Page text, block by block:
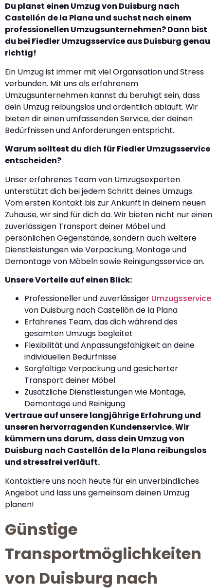
Du planst einen Umzug von Duisburg nach
Castellón de la Plana und suchst nach einem
professionellen Umzugsunternehmen? Dann bist
du bei Fiedler Umzugsservice aus Duisburg genau
richtig!
Ein Umzug ist immer mit viel Organisation und Stress
verbunden. Mit uns als erfahrenem
Umzugsunternehmen kannst du beruhigt sein, dass
dein Umzug reibungslos und ordentlich abläuft. Wir
bieten dir einen umfassenden Service, der deinen
Bedürfnissen und Anforderungen entspricht.
Warum solltest du dich für Fiedler Umzugsservice
entscheiden?
Unser erfahrenes Team von Umzugsexperten
unterstützt dich bei jedem Schritt deines Umzugs.
Vom ersten Kontakt bis zur Ankunft in deinem neuen
Zuhause, wir sind für dich da. Wir bieten nicht nur einen
zuverlässigen Transport deiner Möbel und
persönlichen Gegenstände, sondern auch weitere
Dienstleistungen wie Verpackung, Montage und
Demontage von Möbeln sowie Reinigungsservice an.
Unsere Vorteile auf einen Blick:
Professioneller und zuverlässiger Umzugsservice
von Duisburg nach Castellón de la Plana
Erfahrenes Team, das dich während des
gesamten Umzugs begleitet
Flexibilität und Anpassungsfähigkeit an deine
individuellen Bedürfnisse
Sorgfältige Verpackung und gesicherter
Transport deiner Möbel
Zusätzliche Dienstleistungen wie Montage,
Demontage und Reinigung
Vertraue auf unsere langjährige Erfahrung und
unseren hervorragenden Kundenservice. Wir
kümmern uns darum, dass dein Umzug von
Duisburg nach Castellón de la Plana reibungslos
und stressfrei verläuft.
Kontaktiere uns noch heute für ein unverbindliches
Angebot und lass uns gemeinsam deinen Umzug
planen!
Günstige
Transportmöglichkeiten
von Duisburg nach